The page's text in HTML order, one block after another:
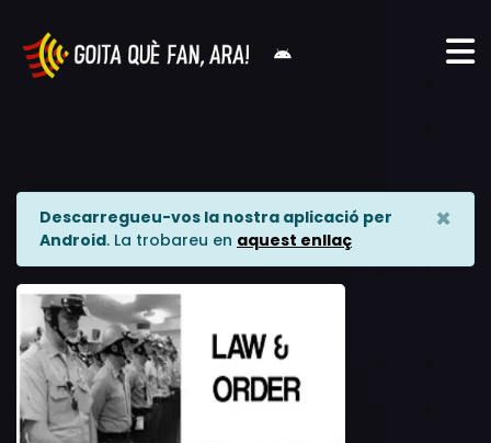
Descarregueu-vos la nostra aplicació per
Android. La trobareu en aquest enllaç
×